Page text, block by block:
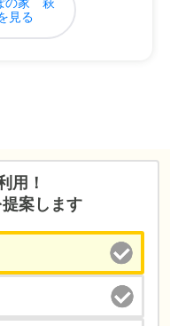
見る
用！
案します